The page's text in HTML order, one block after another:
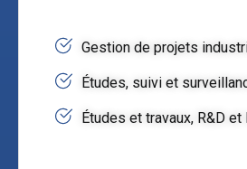
Gestion de projets
Études, suivi et
Études et travaux, R&D et